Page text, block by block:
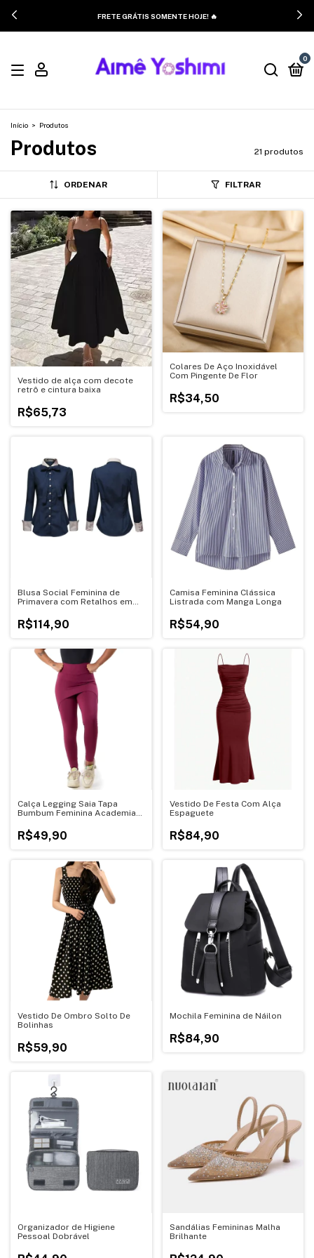
FRETE GRÁTIS SOMENTE HOJE! 🔥
0
Início > Produtos
Produtos 21 produtos
ORDENAR FILTRAR
Vestido de alça com decote
retrô e cintura baixa
R$65,73
Colares De Aço Inoxidável
Com Pingente De Flor
R$34,50
Blusa Social Feminina de
Primavera com Retalhos em
R$114,90
Camisa Feminina Clássica
Listrada com Manga Longa
R$54,90
Calça Legging Saia Tapa
Bumbum Feminina Academia
R$49,90
Vestido De Festa Com Alça
Espaguete
R$84,90
Vestido De Ombro Solto De
Bolinhas
R$59,90
Mochila Feminina de Náilon
R$84,90
Organizador de Higiene
Pessoal Dobrável
Sandálias Femininas Malha
Brilhante